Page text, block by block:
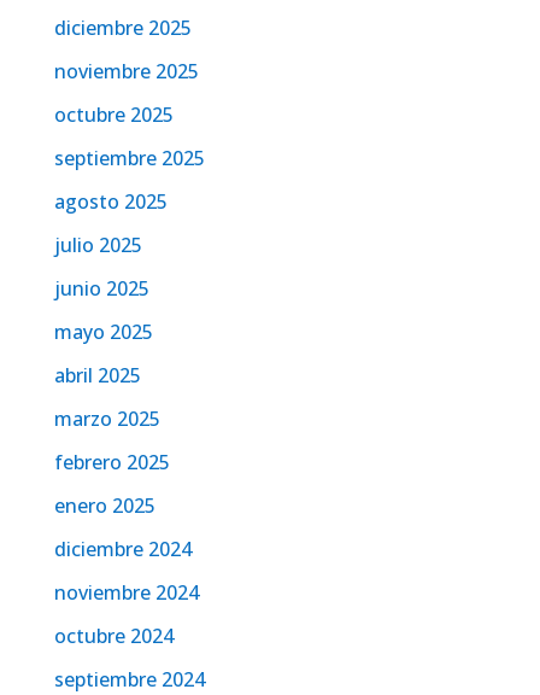
diciembre 2025
noviembre 2025
octubre 2025
septiembre 2025
agosto 2025
julio 2025
junio 2025
mayo 2025
abril 2025
marzo 2025
febrero 2025
enero 2025
diciembre 2024
noviembre 2024
octubre 2024
septiembre 2024